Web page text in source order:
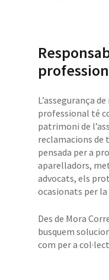
L’assegurança
professional té
patrimoni de
reclamacions de
pensada per a
aparelladors,
advocats, els
ocasionats per
Des de Mora
busquem
com per a